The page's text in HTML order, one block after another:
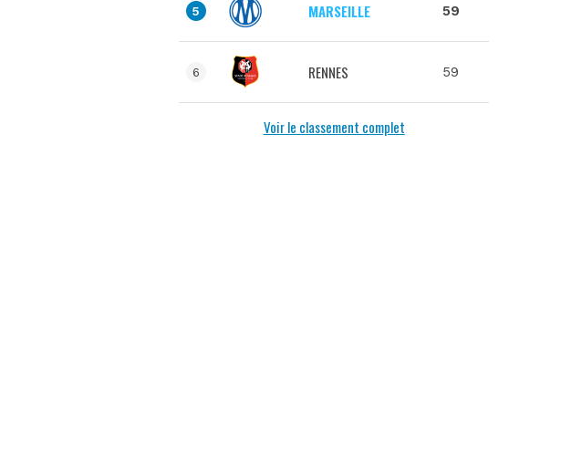
5 MARSEILLE 59
6 RENNES 59
Voir le classement complet